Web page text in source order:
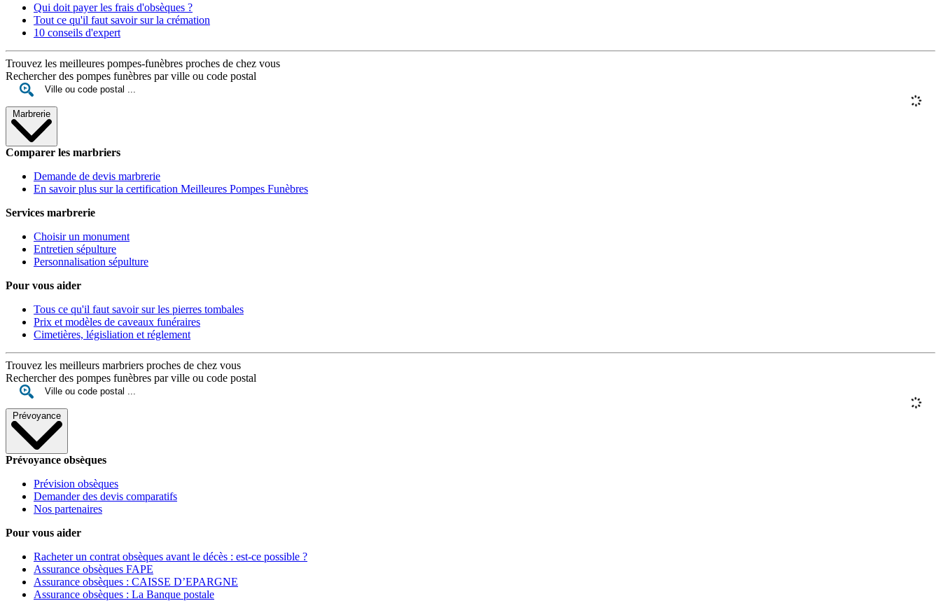
Qui doit payer les frais d'obsèques ?
Tout ce qu'il faut savoir sur la crémation
10 conseils d'expert
Trouvez les meilleures pompes-funèbres proches de chez vous
Rechercher des pompes funèbres par ville ou code postal
Marbrerie
Comparer les marbriers
Demande de devis marbrerie
En savoir plus sur la certification Meilleures Pompes Funèbres
Services marbrerie
Choisir un monument
Entretien sépulture
Personnalisation sépulture
Pour vous aider
Tous ce qu'il faut savoir sur les pierres tombales
Prix et modèles de caveaux funéraires
Cimetières, législiation et réglement
Trouvez les meilleurs marbriers proches de chez vous
Rechercher des pompes funèbres par ville ou code postal
Prévoyance
Prévoyance obsèques
Prévision obsèques
Demander des devis comparatifs
Nos partenaires
Pour vous aider
Racheter un contrat obsèques avant le décès : est-ce possible ?
Assurance obsèques FAPE
Assurance obsèques : CAISSE D’EPARGNE
Assurance obsèques : La Banque postale